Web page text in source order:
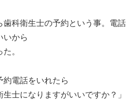
歯科衛生士の予約という事。電話
いから
。
電話をいれたら
生士になりますがいいですか？」